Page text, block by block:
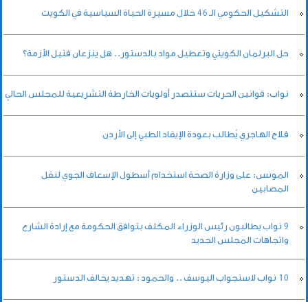
التشكيل الحكومي الـ 46 خلال مسيرة الحياة السياسية في الكويت
حل البرلمان الكويتي وتعطيل مواد بالدستور.. هل ينزعان فتيل الأزمة؟
نواب: قوانين الحريات ستتصدر أولويات الخارطة التشريعية للمجلس الحالي
فلاح الهاجري يُطالب بعودة الإيفاد الطبي إلى الأردن
المونس: على وزارة الصحة استخدام أسطول الإسعاف الجوي لنقل
المصابين
9 نواب يطالبون رئيس الوزراء المكلف بتوافق الحكومة مع إرادة الشارع
واتجاهات المجلس الجديد
10 نواب لاستجواب اليوسف .. والحمود : تهديد يخالف الدستور